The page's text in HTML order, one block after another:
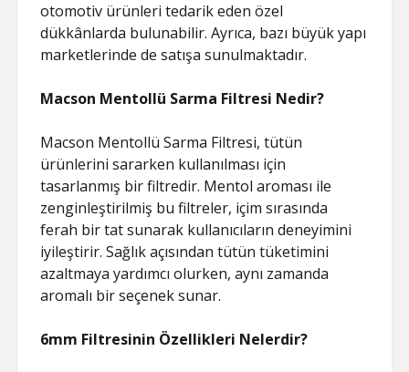
otomotiv ürünleri tedarik eden özel
dükkânlarda bulunabilir. Ayrıca, bazı büyük yapı
marketlerinde de satışa sunulmaktadır.
Macson Mentollü Sarma Filtresi Nedir?
Macson Mentollü Sarma Filtresi, tütün
ürünlerini sararken kullanılması için
tasarlanmış bir filtredir. Mentol aroması ile
zenginleştirilmiş bu filtreler, içim sırasında
ferah bir tat sunarak kullanıcıların deneyimini
iyileştirir. Sağlık açısından tütün tüketimini
azaltmaya yardımcı olurken, aynı zamanda
aromalı bir seçenek sunar.
6mm Filtresinin Özellikleri Nelerdir?